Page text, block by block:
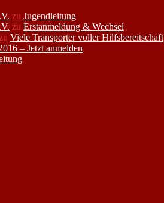
zu Jugendleitung
zu Erstanmeldung & Wechsel
zu Viele Transporter voller Hilfsbereitschaft
– Jetzt anmelden